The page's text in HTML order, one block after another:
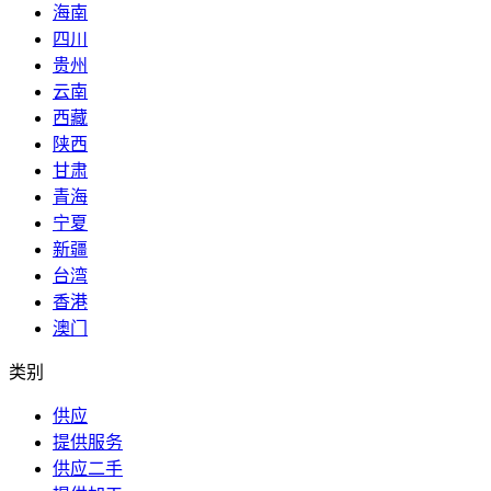
海南
四川
贵州
云南
西藏
陕西
甘肃
青海
宁夏
新疆
台湾
香港
澳门
类别
供应
提供服务
供应二手